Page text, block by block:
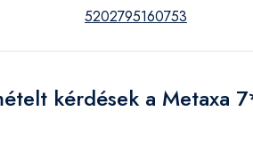
5202795160753
kérdések a Metaxa